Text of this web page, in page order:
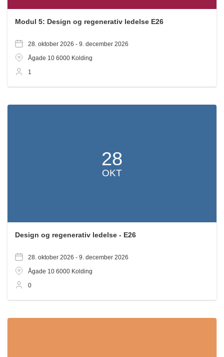
Modul 5: Design og regenerativ ledelse E26
28. oktober 2026 - 9. december 2026
Ågade 10 6000 Kolding
1
28
OKT
Design og regenerativ ledelse - E26
28. oktober 2026 - 9. december 2026
Ågade 10 6000 Kolding
0